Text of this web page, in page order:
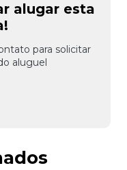
alugar esta
para solicitar
aluguel